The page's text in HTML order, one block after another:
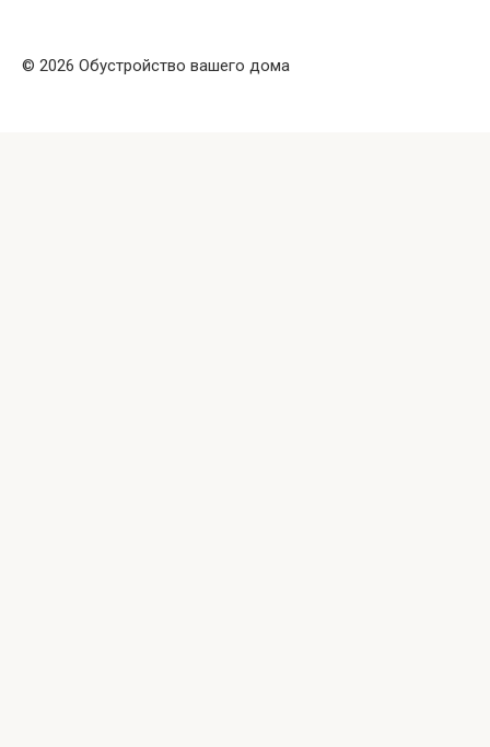
© 2026 Обустройство вашего дома